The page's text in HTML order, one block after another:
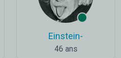
Einstein-
46 ans